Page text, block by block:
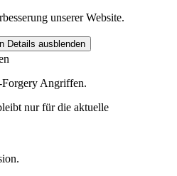
unserer Website.
Details ausblenden
Forgery Angriffen.
nur für die aktuelle